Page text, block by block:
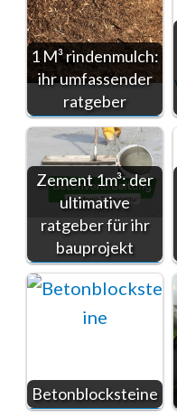
1 M³ rindenmulch:
ihr umfassender
ratgeber
Zement 1m³: der
ultimative
ratgeber für ihr
bauprojekt
Betonblocksteine